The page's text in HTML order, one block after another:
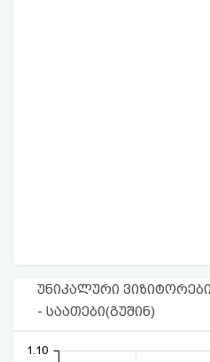
უნიკალური
- საათები(გუშინ)
1.10